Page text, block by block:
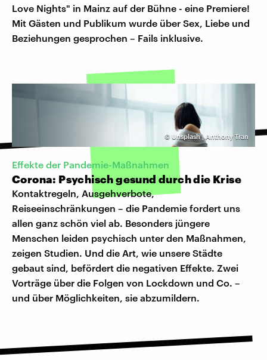
Love Nights" in Mainz auf der Bühne - eine Premiere!
Mit Gästen und Publikum wurde über Sex, Liebe und
Beziehungen gesprochen – Fails inklusive.
© Unsplash | Anthony Tran
Effekte der Pandemie-Maßnahmen
Corona: Psychisch gesund durch die Krise
Kontaktregeln, Ausgehverbote,
Reiseeinschränkungen – die Pandemie fordert uns
allen ganz schön viel ab. Besonders jüngere
Menschen leiden psychisch unter den Maßnahmen,
zeigen Studien. Und die Art, wie unsere Städte
gebaut sind, befördert die negativen Effekte. Zwei
Vorträge über die Folgen von Lockdown und Co. –
und über Möglichkeiten, sie abzumildern.